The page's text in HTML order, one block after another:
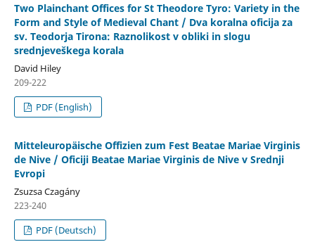
Two Plainchant Offices for St Theodore Tyro: Variety in the
Form and Style of Medieval Chant / Dva koralna oficija za
sv. Teodorja Tirona: Raznolikost v obliki in slogu
srednjeveškega korala
David Hiley
209-222
PDF (English)
Mitteleuropäische Offizien zum Fest Beatae Mariae Virginis
de Nive / Oficiji Beatae Mariae Virginis de Nive v Srednji
Evropi
Zsuzsa Czagány
223-240
PDF (Deutsch)